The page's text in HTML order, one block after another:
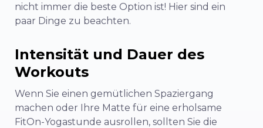
nicht immer die beste Option ist! Hier sind ein
paar Dinge zu beachten.
Intensität und Dauer des
Workouts
Wenn Sie einen gemütlichen Spaziergang
machen oder Ihre Matte für eine erholsame
FitOn-Yogastunde ausrollen, sollten Sie die